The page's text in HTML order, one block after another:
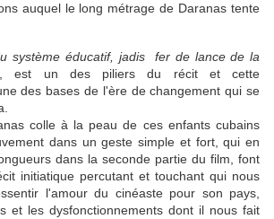
auquel le long métrage de Daranas tente
système éducatif, jadis fer de lance de la
est un des piliers du récit et cette
des bases de l'ère de changement qui se
colle à la peau de ces enfants cubains
dans un geste simple et fort, qui en
dans la seconde partie du film, font
initiatique percutant et touchant qui nous
l'amour du cinéaste pour son pays,
et les dysfonctionnements dont il nous fait